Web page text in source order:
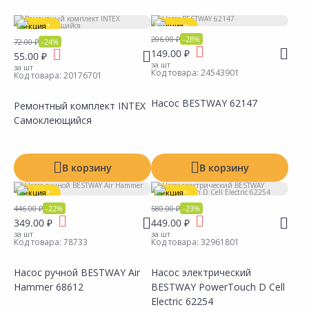
Тип
Вид
Мощность
Размер
Производитель
Акция*
72.00 ₽ -24%
55.00 ₽
за шт
Код товара: 20176701
Ремонтный комплект INTEX
Самоклеющийся
В корзину
Акция*
206.00 ₽ -28%
149.00 ₽
за шт
Код товара: 24543901
Насос BESTWAY 62147
В корзину
Акция*
446.00 ₽ -22%
349.00 ₽
за шт
Код товара: 78733
Насос ручной BESTWAY Air
Hammer 68612
Акция*
580.00 ₽ -23%
449.00 ₽
за шт
Код товара: 32961801
Насос электрический
BESTWAY PowerTouch D Cell
Electric 62254